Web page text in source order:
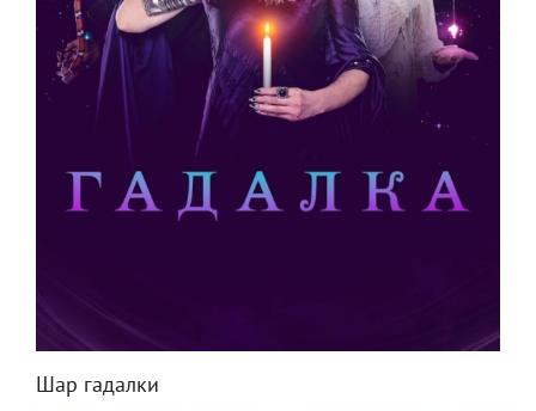
Шар гадалки